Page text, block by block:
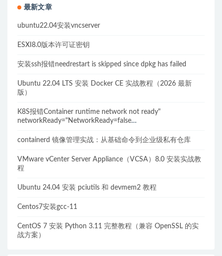
最新文章
ubuntu22.04安装vncserver
ESXI8.0版本许可证密钥
安装ssh报错needrestart is skipped since dpkg has failed
Ubuntu 22.04 LTS 安装 Docker CE 实战教程（2026 最新
版）
K8S报错Container runtime network not ready"
networkReady="NetworkReady=false
containerd 镜像管理实战：从基础命令到企业级私有仓库
VMware vCenter Server Appliance（VCSA）8.0 安装实战教
程
Ubuntu 24.04 安装 pciutils 和 devmem2 教程
Centos7安装gcc-11
CentOS 7 安装 Python 3.11 完整教程（兼容 OpenSSL 的实
战方案）